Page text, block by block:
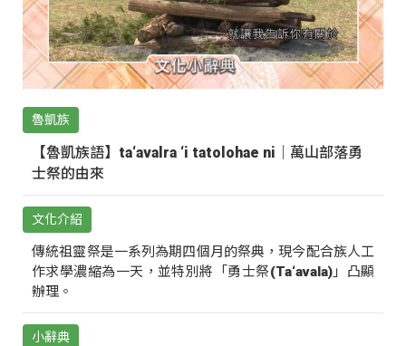
魯凱族
【魯凱族語】ta‘avalra ‘i tatolohae ni｜萬山部落勇
士祭的由來
文化介紹
傳統祖靈祭是一系列為期四個月的祭典，現今配合族人工
作求學濃縮為一天，並特別將「勇士祭(Ta‘avala)」凸顯
辦理。
小辭典